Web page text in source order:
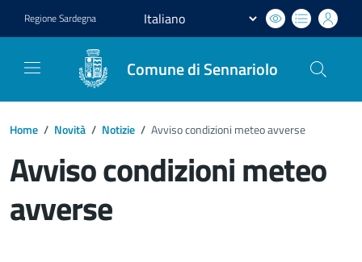
RegioneSardegna
Comune di Sennariolo
Home / Novità / Notizie / Avviso condizioni meteo avverse
Avviso condizioni meteo
avverse